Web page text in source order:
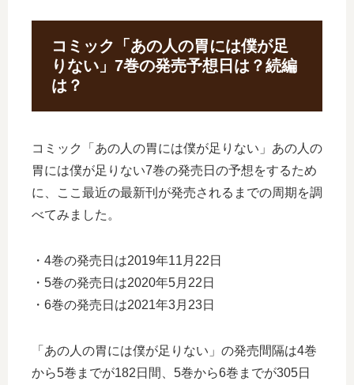
コミック「あの人の胃には僕が足
りない」7巻の発売予想日は？続編
は？
コミック「あの人の胃には僕が足りない」あの人の
胃には僕が足りない7巻の発売日の予想をするため
に、ここ最近の最新刊が発売されるまでの周期を調
べてみました。
・4巻の発売日は2019年11月22日
・5巻の発売日は2020年5月22日
・6巻の発売日は2021年3月23日
「あの人の胃には僕が足りない」の発売間隔は4巻
から5巻までが182日間、5巻から6巻までが305日